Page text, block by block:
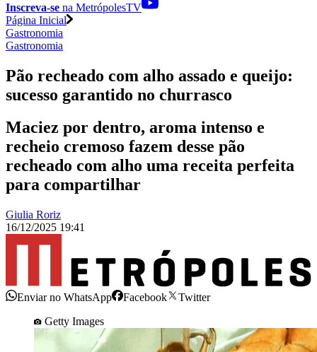
Inscreva-se na MetrópolesTV
Página Inicial
Gastronomia
Gastronomia
Pão recheado com alho assado e queijo:
sucesso garantido no churrasco
Maciez por dentro, aroma intenso e
recheio cremoso fazem desse pão
recheado com alho uma receita perfeita
para compartilhar
Giulia Roriz
16/12/2025 19:41
Enviar no WhatsApp Facebook
Twitter
Getty Images